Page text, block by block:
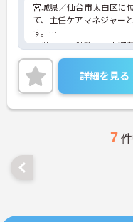
宮城県／仙台市太白区に
て、主任ケアマネジャー
す。
日勤のみの勤務で、交通
心配はなく、安心してお
ります！各種手当が充実
調整手当、住宅手当など
ご興味ある方は面接ポイ
お気軽にお問い合わせく
詳細を見る
7